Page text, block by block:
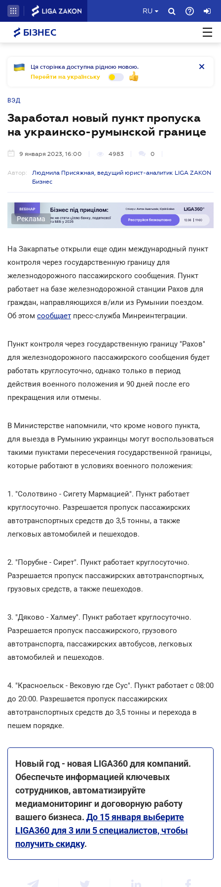
RU
БІЗНЕС
Ця сторінка доступна рідною мовою.
Перейти на українську
ВЭД
Заработал новый пункт пропуска
на украинско-румынской границе
9 января 2023, 16:00 4983 0
Автор:
Людмила Присяжная, ведущий юрист-аналитик LIGA ZAKON
Бизнес
Реклама
На Закарпатье открыли еще один международный пункт
контроля через государственную границу для
железнодорожного пассажирского сообщения. Пункт
работает на базе железнодорожной станции Рахов для
граждан, направляющихся в/или из Румынии поездом.
Об этом сообщает пресс-служба Минреинтеграции.
Пункт контроля через государственную границу "Рахов"
для железнодорожного пассажирского сообщения будет
работать круглосуточно, однако только в период
действия военного положения и 90 дней после его
прекращения или отмены.
В Министерстве напомнили, что кроме нового пункта,
для выезда в Румынию украинцы могут воспользоваться
такими пунктами пересечения государственной границы,
которые работают в условиях военного положения:
1. "Солотвино - Сигету Мармацией". Пункт работает
круглосуточно. Разрешается пропуск пассажирских
автотранспортных средств до 3,5 тонны, а также
легковых автомобилей и пешеходов.
2. "Порубне - Сирет". Пункт работает круглосуточно.
Разрешается пропуск пассажирских автотранспортных,
грузовых средств, а также пешеходов.
3. "Дяково - Халмеу". Пункт работает круглосуточно.
Разрешается пропуск пассажирского, грузового
автотранспорта, пассажирских автобусов, легковых
автомобилей и пешеходов.
4. "Красноельск - Вековую где Сус". Пункт работает с 08:00
до 20:00. Разрешается пропуск пассажирских
автотранспортных средств до 3,5 тонны и перехода в
пешем порядке.
Новый год - новая LIGA360 для компаний.
Обеспечьте информацией ключевых
сотрудников, автоматизируйте
медиамониторинг и договорную работу
вашего бизнеса. До 15 января выберите
LIGA360 для 3 или 5 специалистов, чтобы
получить скидку.